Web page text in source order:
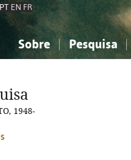
PT EN FR
Sobre Pesquisa
Ciências sociais...
Ciências sociais...
1948-